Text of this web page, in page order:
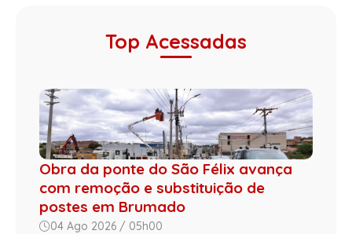
Top Acessadas
Obra da ponte do São Félix avança
com remoção e substituição de
postes em Brumado
04 Ago 2026 / 05h00